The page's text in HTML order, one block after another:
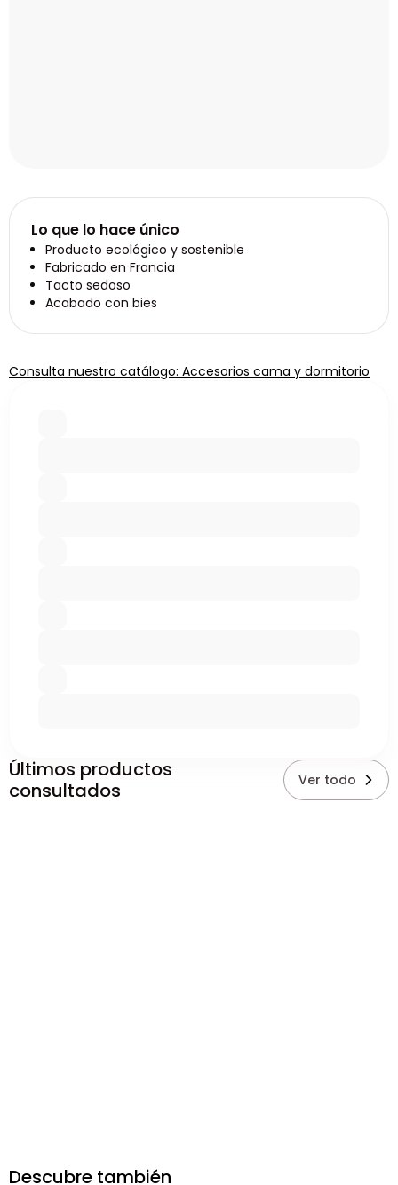
Lo que lo hace único
Producto ecológico y sostenible
Fabricado en Francia
Tacto sedoso
Acabado con bies
Consulta nuestro catálogo: Accesorios cama y dormitorio
Últimos productos
consultados
Ver todo
Descubre también